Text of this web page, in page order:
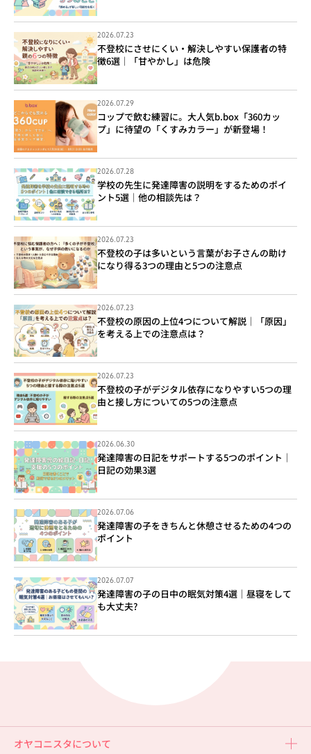
2026.07.23
不登校にさせにくい・解決しやすい保護者の特
徴6選｜「甘やかし」は危険
2026.07.29
コップで飲む練習に。大人気b.box「360カッ
プ」に待望の「くすみカラー」が新登場！
2026.07.28
学校の先生に発達障害の説明をするためのポイ
ント5選｜他の相談先は？
2026.07.23
不登校の子は多いという言葉がお子さんの助け
になり得る3つの理由と5つの注意点
2026.07.23
不登校の原因の上位4つについて解説｜「原因」
を考える上での注意点は？
2026.07.23
不登校の子がデジタル依存になりやすい5つの理
由と接し方についての5つの注意点
2026.06.30
発達障害の日記をサポートする5つのポイント｜
日記の効果3選
2026.07.06
発達障害の子をきちんと休憩させるための4つの
ポイント
2026.07.07
発達障害の子の日中の眠気対策4選｜昼寝をして
も大丈夫?
オヤコニスタについて